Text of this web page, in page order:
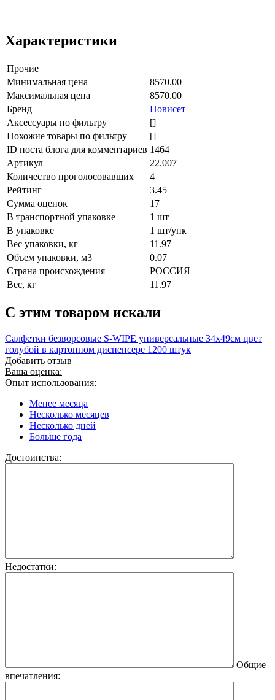
Характеристики
Прочие
Минимальная цена
8570.00
Максимальная цена
8570.00
Бренд
Новисет
Аксессуары по фильтру
[]
Похожие товары по фильтру
[]
ID поста блога для комментариев 1464
Артикул
22.007
Количество проголосовавших
4
Рейтинг
3.45
Сумма оценок
17
В транспортной упаковке
1 шт
В упаковке
1 шт/упк
Вес упаковки, кг
11.97
Объем упаковки, м3
0.07
Страна происхождения
РОССИЯ
Вес, кг
11.97
C этим товаром искали
Салфетки безворсовые S-WIPE универсальные 34х49см цвет
голубой в картонном диспенсере 1200 штук
Добавить отзыв
Ваша оценка:
Опыт использования:
Менее месяца
Несколько месяцев
Несколько дней
Больше года
Достоинства:
Недостатки:
Общие
впечатления: